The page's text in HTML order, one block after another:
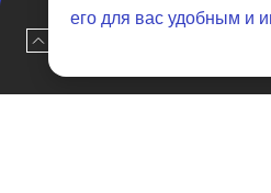
Отзывы о SENAT CARS
его для вас удобным и